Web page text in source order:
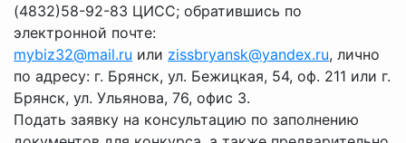
(4832)58-92-83 ЦИСС; обратившись по
электронной почте:
mybiz32@mail.ru или zissbryansk@yandex.ru, лично
по адресу: г. Брянск, ул. Бежицкая, 54, оф. 211 или г.
Брянск, ул. Ульянова, 76, офис 3.
Подать заявку на консультацию по заполнению